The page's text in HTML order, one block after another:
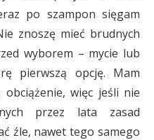
po szampon sięgam
znoszę mieć brudnych
wyborem – mycie lub
pierwszą opcję. Mam
więc jeśli nie
przez lata zasad
źle, nawet tego samego